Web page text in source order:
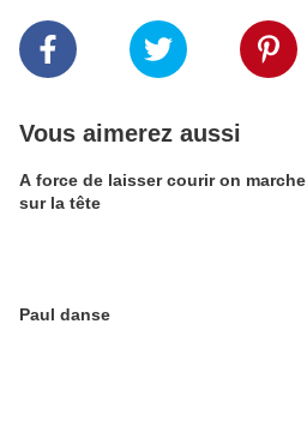
Vous aimerez aussi
A force de laisser courir on marche
sur la tête
Paul danse